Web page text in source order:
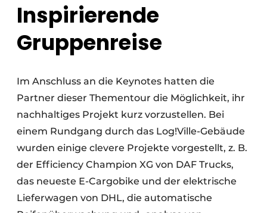
Inspirierende
Gruppenreise
Im Anschluss an die Keynotes hatten die
Partner dieser Thementour die Möglichkeit, ihr
nachhaltiges Projekt kurz vorzustellen. Bei
einem Rundgang durch das Log!Ville-Gebäude
wurden einige clevere Projekte vorgestellt, z. B.
der Efficiency Champion XG von DAF Trucks,
das neueste E-Cargobike und der elektrische
Lieferwagen von DHL, die automatische